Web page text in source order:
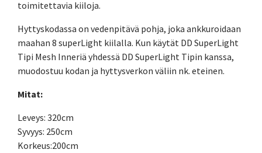
toimitettavia kiiloja.
Hyttyskodassa on vedenpitävä pohja, joka ankkuroidaan
maahan 8 superLight kiilalla. Kun käytät DD SuperLight
Tipi Mesh Inneriä yhdessä DD SuperLight Tipin kanssa,
muodostuu kodan ja hyttysverkon väliin nk. eteinen.
Mitat:
Leveys: 320cm
Syvyys: 250cm
Korkeus:200cm